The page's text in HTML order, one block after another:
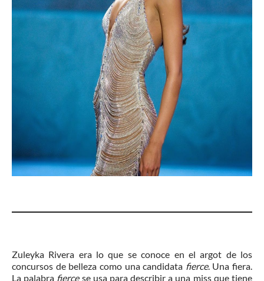
Zuleyka Rivera era lo que se conoce en el argot de los
concursos de belleza como una candidata fierce. Una fiera.
La palabra fiercese usa para describir a una miss que tiene